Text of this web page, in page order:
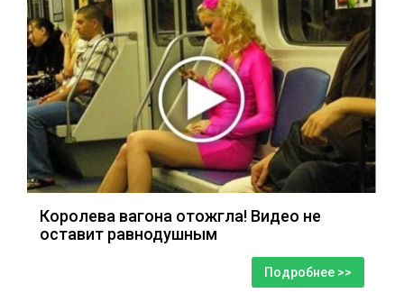
Королева вагона отожгла! Видео не
оставит равнодушным
Подробнее >>